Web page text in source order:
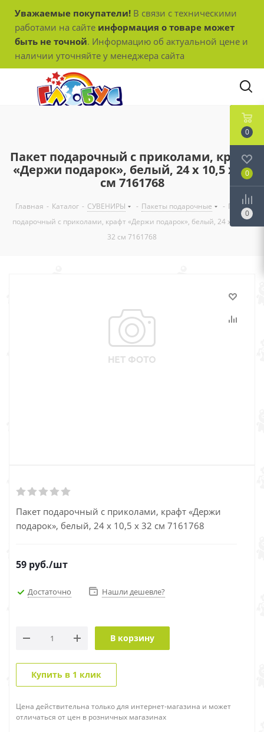
Уважаемые покупатели! В связи с техническими
работами на сайте информация о товаре может
быть не точной. Информацию об актуальной цене и
наличии уточняйте у менеджера сайта
Пакет подарочный с приколами, крафт
«Держи подарок», белый, 24 х 10,5 х 32
см 7161768
Главная - Каталог - СУВЕНИРЫ - Пакеты подарочные - Пакет
подарочный с приколами, крафт «Держи подарок», белый, 24 х 10,5 х
32 см 7161768
Пакет подарочный с приколами, крафт «Держи
подарок», белый, 24 х 10,5 х 32 см 7161768
59 руб./шт
Достаточно Нашли дешевле?
В корзину
Купить в 1 клик
Цена действительна только для интернет-магазина и может
отличаться от цен в розничных магазинах
0
0
0